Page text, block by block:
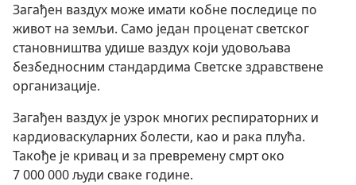
Загађен ваздух може имати кобне последице по
живот на земљи. Само један проценат светског
становништва удише ваздух који удовољава
безбедносним стандардима Светске здравствене
организације.
Загађен ваздух је узрок многих респираторних и
кардиоваскуларних болести, као и рака плућа.
Такође је кривац и за превремену смрт око
7 000 000 људи сваке године.